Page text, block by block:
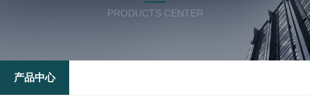
PRODUCTS CENTER
产品中心